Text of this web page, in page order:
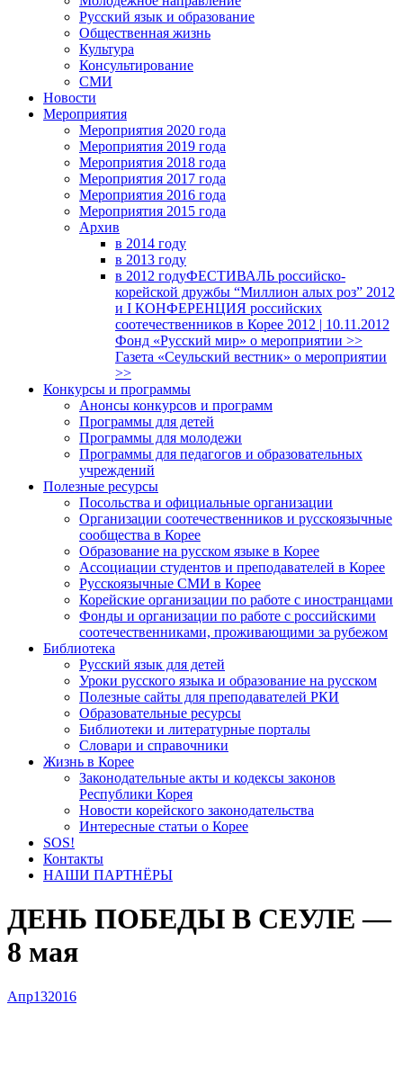
Русский язык и образование
Общественная жизнь
Культура
Консультирование
СМИ
Новости
Мероприятия
Мероприятия 2020 года
Мероприятия 2019 года
Мероприятия 2018 годa
Мероприятия 2017 года
Мероприятия 2016 года
Мероприятия 2015 года
Архив
в 2014 году
в 2013 году
в 2012 годуФЕСТИВАЛЬ российско-
корейской дружбы “Миллион алых роз” 2012
и I КОНФЕРЕНЦИЯ российских
соотечественников в Корее 2012 | 10.11.2012
Фонд «Русский мир» о мероприятии >>
Газета «Сеульский вестник» о мероприятии
>>
Конкурсы и программы
Анонсы конкурсов и программ
Программы для детей
Программы для молодежи
Программы для педагогов и образовательных
учреждений
Полезные ресурсы
Посольства и официальные организации
Организации соотечественников и русскоязычные
сообщества в Корее
Образование на русском языке в Корее
Ассоциации студентов и преподавателей в Корее
Русскоязычные СМИ в Корее
Корейские организации по работе с иностранцами
Фонды и организации по работе с российскими
соотечественниками, проживающими за рубежом
Библиотека
Русский язык для детей
Уроки русского языка и образование на русском
Полезные сайты для преподавателей РКИ
Образовательные ресурсы
Библиотеки и литературные порталы
Словари и справочники
Жизнь в Корее
Законодательные акты и кодексы законов
Республики Корея
Новости корейского законодательства
Интересные статьи о Корее
SOS!
Контакты
НАШИ ПАРТНЁРЫ
ДЕНЬ ПОБЕДЫ В СЕУЛЕ —
8 мая
Апр132016